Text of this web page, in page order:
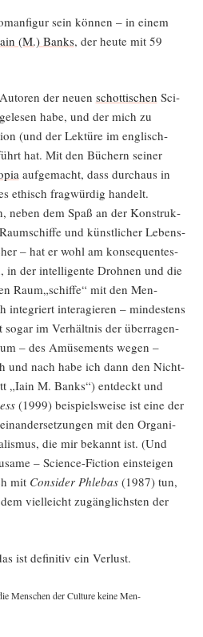
sein kön­nen – in einem
(M.) Banks, der heu­te mit 59
der neu­en schot­ti­schen Sci­
habe, und der mich zu
(und der Lek­tü­re im eng­lisch­
hat. Mit den Büchern sei­ner
auf­ge­macht, dass durch­aus in
ethisch frag­wür­dig han­delt.
neben dem Spaß an der Kon­struk­
und künst­li­cher Lebens­
– hat er wohl am kon­se­quen­tes­
in der intel­li­gen­te Droh­nen und die
Raum„schiffe“ mit den Men­
inte­griert inter­agie­ren – min­des­tens
im Ver­hält­nis der über­ra­gen­
– des Amü­se­ments wegen –
und nach habe ich dann den Nicht-
„Iain M. Banks“) ent­deckt und
(1999) bei­spiels­wei­se ist eine der
mit den Orga­ni­
die mir bekannt ist. (Und
– Sci­ence-Fic­tion ein­stei­gen
mit Con­sider Phle­bas(1987) tun,
viel­leicht zugäng­lichs­ten der
ist defi­ni­tiv ein Verlust.
Men­schen der Cul­tu­re kei­ne Men­